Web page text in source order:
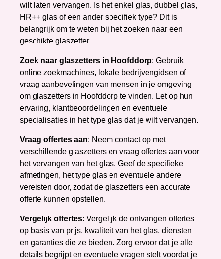
wilt laten vervangen. Is het enkel glas, dubbel glas,
HR++ glas of een ander specifiek type? Dit is
belangrijk om te weten bij het zoeken naar een
geschikte glaszetter.
Zoek naar glaszetters in Hoofddorp: Gebruik
online zoekmachines, lokale bedrijvengidsen of
vraag aanbevelingen van mensen in je omgeving
om glaszetters in Hoofddorp te vinden. Let op hun
ervaring, klantbeoordelingen en eventuele
specialisaties in het type glas dat je wilt vervangen.
Vraag offertes aan: Neem contact op met
verschillende glaszetters en vraag offertes aan voor
het vervangen van het glas. Geef de specifieke
afmetingen, het type glas en eventuele andere
vereisten door, zodat de glaszetters een accurate
offerte kunnen opstellen.
Vergelijk offertes: Vergelijk de ontvangen offertes
op basis van prijs, kwaliteit van het glas, diensten
en garanties die ze bieden. Zorg ervoor dat je alle
details begrijpt en eventuele vragen stelt voordat je